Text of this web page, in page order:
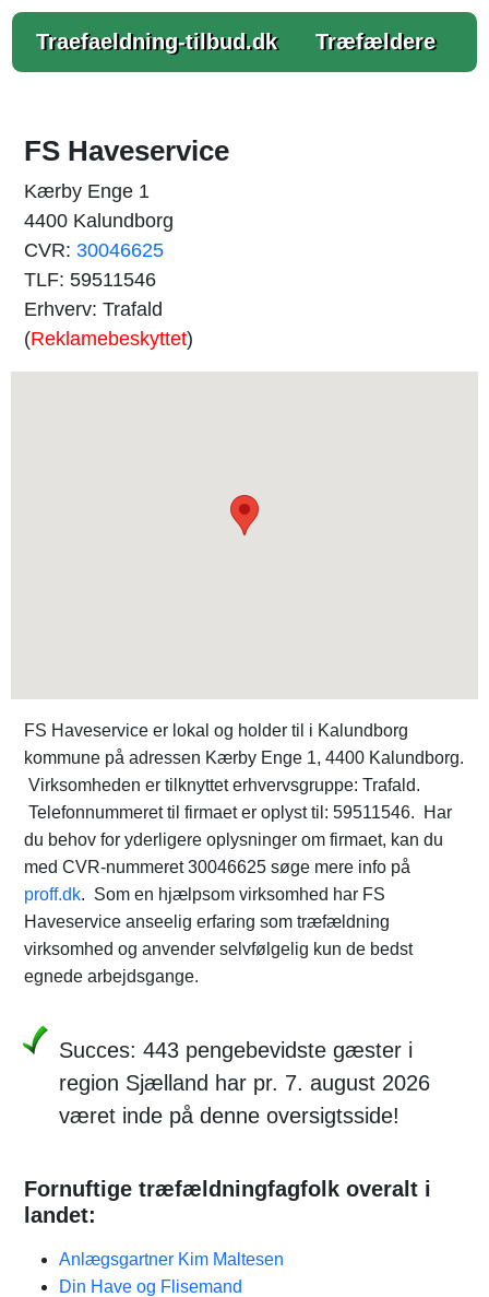
Traefaeldning-tilbud.dk Træfældere
FS Haveservice
Kærby Enge 1
4400 Kalundborg
CVR: 30046625
TLF: 59511546
Erhverv: Trafald
(Reklamebeskyttet)
FS Haveservice er lokal og holder til i Kalundborg
kommune på adressen Kærby Enge 1, 4400 Kalundborg.
Virksomheden er tilknyttet erhvervsgruppe: Trafald.
Telefonnummeret til firmaet er oplyst til: 59511546. Har
du behov for yderligere oplysninger om firmaet, kan du
med CVR-nummeret 30046625 søge mere info på
proff.dk. Som en hjælpsom virksomhed har FS
Haveservice anseelig erfaring som træfældning
virksomhed og anvender selvfølgelig kun de bedst
egnede arbejdsgange.
Succes: 443 pengebevidste gæster i
region Sjælland har pr. 7. august 2026
været inde på denne oversigtsside!
Fornuftige træfældningfagfolk overalt i
landet:
Anlægsgartner Kim Maltesen
Din Have og Flisemand